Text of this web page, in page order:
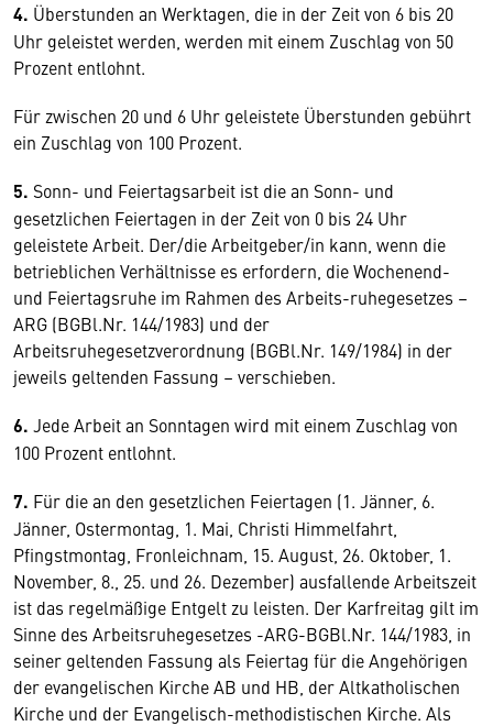
4. Überstunden an Werktagen, die in der Zeit von 6 bis 20
Uhr geleistet werden, werden mit einem Zuschlag von 50
Prozent entlohnt.
Für zwischen 20 und 6 Uhr geleistete Überstunden gebührt
ein Zuschlag von 100 Prozent.
5. Sonn- und Feiertagsarbeit ist die an Sonn- und
gesetzlichen Feiertagen in der Zeit von 0 bis 24 Uhr
geleistete Arbeit. Der/die Arbeitgeber/in kann, wenn die
betrieblichen Verhältnisse es erfordern, die Wochenend-
und Feiertagsruhe im Rahmen des Arbeits-ruhegesetzes –
ARG (BGBl.Nr. 144/1983) und der
Arbeitsruhegesetzverordnung (BGBl.Nr. 149/1984) in der
jeweils geltenden Fassung – verschieben.
6. Jede Arbeit an Sonntagen wird mit einem Zuschlag von
100 Prozent entlohnt.
7. Für die an den gesetzlichen Feiertagen (1. Jänner, 6.
Jänner, Ostermontag, 1. Mai, Christi Himmelfahrt,
Pfingstmontag, Fronleichnam, 15. August, 26. Oktober, 1.
November, 8., 25. und 26. Dezember) ausfallende Arbeitszeit
ist das regelmäßige Entgelt zu leisten. Der Karfreitag gilt im
Sinne des Arbeitsruhegesetzes -ARG-BGBl.Nr. 144/1983, in
seiner geltenden Fassung als Feiertag für die Angehörigen
der evangelischen Kirche AB und HB, der Altkatholischen
Kirche und der Evangelisch-methodistischen Kirche. Als